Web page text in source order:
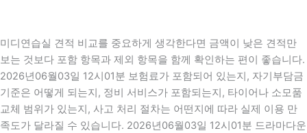
미디연습실 견적 비교를 중요하게 생각한다면 금액이 낮은 견적만
보는 것보다 포함 항목과 제외 항목을 함께 확인하는 편이 좋습니다.
2026년06월03일 12시01분 보험료가 포함되어 있는지, 자기부담금
기준은 어떻게 되는지, 정비 서비스가 포함되는지, 타이어나 소모품
교체 범위가 있는지, 사고 처리 절차는 어떤지에 따라 실제 이용 만
족도가 달라질 수 있습니다. 2026년06월03일 12시01분 드라마다운